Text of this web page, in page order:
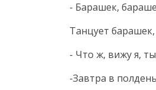
- Барашек,
Танцует барашек,
- Что ж, вижу я,
-Завтра в